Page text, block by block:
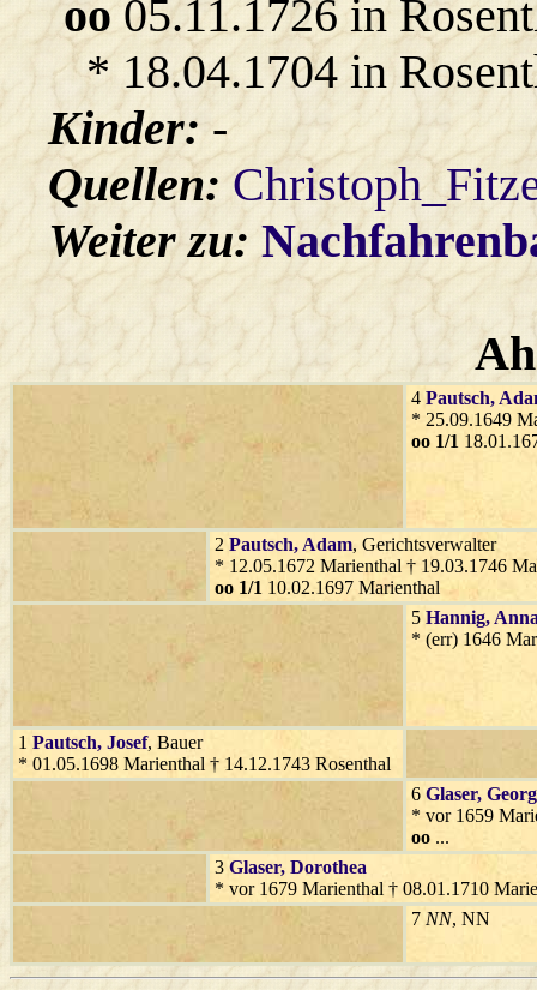
oo05.11.1726 in
* 18.04.1704 in
Kinder: -
Quellen:
Weiter zu:
4 Pautsch,
* 25.09.1649
oo 1/1
2 Pautsch, Adam, Gerichtsverwalter
* 12.05.1672 Marienthal † 19.03.1746
oo 1/1 10.02.1697 Marienthal
5 Hannig,
* (err) 1646
1 Pautsch, Josef, Bauer
* 01.05.1698 Marienthal † 14.12.1743 Rosenthal
6 Glaser, Georg
* vor 1659
oo ...
3 Glaser, Dorothea
* vor 1679 Marienthal † 08.01.1710
7 NN, NN